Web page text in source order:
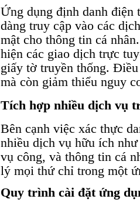
Ứng dụng định danh
dàng truy cập vào các
mật cho thông tin cá
hiện các giao dịch trực
giấy tờ truyền thống.
mà còn giảm thiểu nguy
Tích hợp nhiều dịch vụ
Bên cạnh việc xác thực
nhiều dịch vụ hữu ích
vụ công, và thông tin cá
lý mọi thứ chỉ trong một
Quy trình cài đặt ứng